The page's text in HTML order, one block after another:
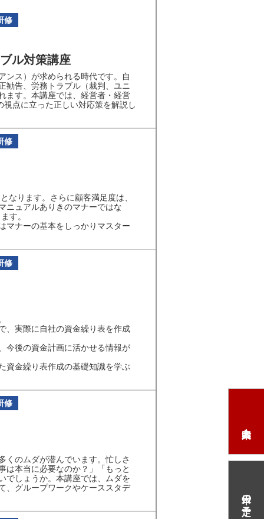
本日の予定
修
ル対策講座
ンス）が求められる時代です。自
勧告、労務トラブル（裁判、ユニ
ます。本講座では、経営者・経営
点に立った正しい対応策を解説し
修
なります。さらに顧客満足度は、
ニュアルありきのマナーではな
す。
マナーの基本をしっかりマスター
修
、実際に自社の資金繰り表を作成
今後の資金計画に活かせる情報が
資金繰り表作成の基礎知識を学ぶ
修
くのムダが潜んでいます。忙しさ
は本当に必要なのか？」「もっと
でしょうか。本講座では、ムダを
、グループワークやケーススタデ